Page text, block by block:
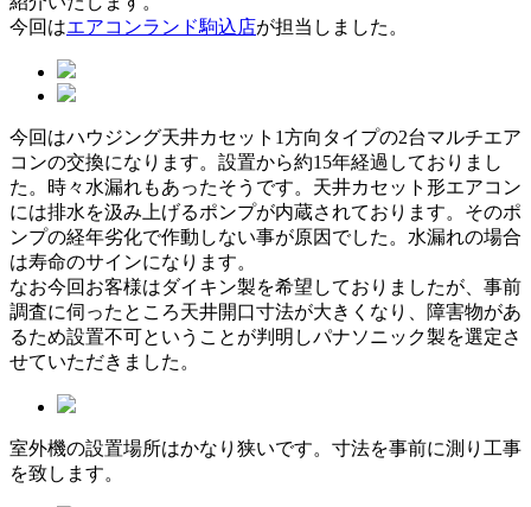
今回はエアコンランド駒込店が担当しました。
今回はハウジング天井カセット1方向タイプの2台マルチエア
コンの交換になります。設置から約15年経過しておりまし
た。時々水漏れもあったそうです。天井カセット形エアコン
には排水を汲み上げるポンプが内蔵されております。そのポ
ンプの経年劣化で作動しない事が原因でした。水漏れの場合
は寿命のサインになります。
なお今回お客様はダイキン製を希望しておりましたが、事前
調査に伺ったところ天井開口寸法が大きくなり、障害物があ
るため設置不可ということが判明しパナソニック製を選定さ
せていただきました。
室外機の設置場所はかなり狭いです。寸法を事前に測り工事
を致します。